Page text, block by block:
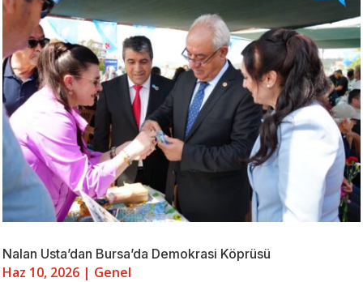
Nalan Usta’dan Bursa’da Demokrasi Köprüsü
Haz 10, 2026 | Genel